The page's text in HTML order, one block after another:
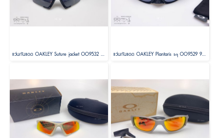
แว่นกันแดด OAKLEY Suture jacket OO9532 953201 Size 64 แว่นกันแดด OAKLEY Plantaris sq OO9529 95290161 Size 61